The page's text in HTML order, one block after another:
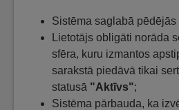
Sistēma saglabā
Lietotājs obligāti norāda
sfēra, kuru izmantos
sarakstā piedāvā tikai
statusā "Aktīvs";
Sistēma pārbauda, ka